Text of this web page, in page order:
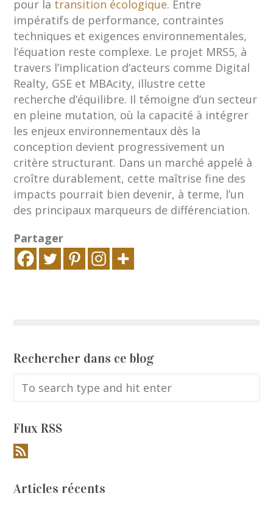
pour la transition écologique. Entre
impératifs de performance, contraintes
techniques et exigences environnementales,
l’équation reste complexe. Le projet MRS5, à
travers l’implication d’acteurs comme Digital
Realty, GSE et MBAcity, illustre cette
recherche d’équilibre. Il témoigne d’un secteur
en pleine mutation, où la capacité à intégrer
les enjeux environnementaux dès la
conception devient progressivement un
critère structurant. Dans un marché appelé à
croître durablement, cette maîtrise fine des
impacts pourrait bien devenir, à terme, l’un
des principaux marqueurs de différenciation.
Partager
Rechercher dans ce blog
Flux RSS
Articles récents